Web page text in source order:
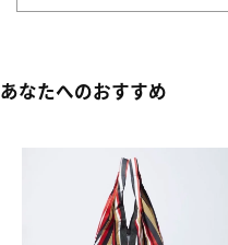
あなたへのおすすめ